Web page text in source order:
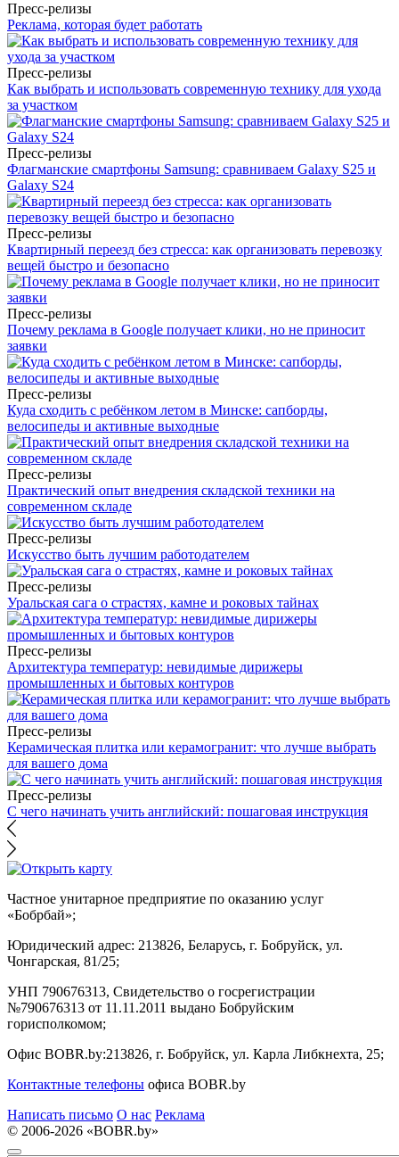
Пресс-релизы
Реклама, которая будет работать
Пресс-релизы
Как выбрать и использовать современную технику для ухода
за участком
Пресс-релизы
Флагманские смартфоны Samsung: сравниваем Galaxy S25 и
Galaxy S24
Пресс-релизы
Квартирный переезд без стресса: как организовать перевозку
вещей быстро и безопасно
Пресс-релизы
Почему реклама в Google получает клики, но не приносит
заявки
Пресс-релизы
Куда сходить с ребёнком летом в Минске: сапборды,
велосипеды и активные выходные
Пресс-релизы
Практический опыт внедрения складской техники на
современном складе
Пресс-релизы
Искусство быть лучшим работодателем
Пресс-релизы
Уральская сага о страстях, камне и роковых тайнах
Пресс-релизы
Архитектура температур: невидимые дирижеры
промышленных и бытовых контуров
Пресс-релизы
Керамическая плитка или керамогранит: что лучше выбрать
для вашего дома
Пресс-релизы
С чего начинать учить английский: пошаговая инструкция
Частное унитарное предприятие по оказанию услуг
«Бобрбай»;
Юридический адрес: 213826, Беларусь, г. Бобруйск, ул.
Чонгарская, 81/25;
УНП 790676313, Свидетельство о госрегистрации
№790676313 от 11.11.2011 выдано Бобруйским
горисполкомом;
Офис BOBR.by:213826, г. Бобруйск, ул. Карла Либкнехта, 25;
Контактные телефоны офиса BOBR.by
Написать письмо О нас Реклама
© 2006-2026 «BOBR.by»